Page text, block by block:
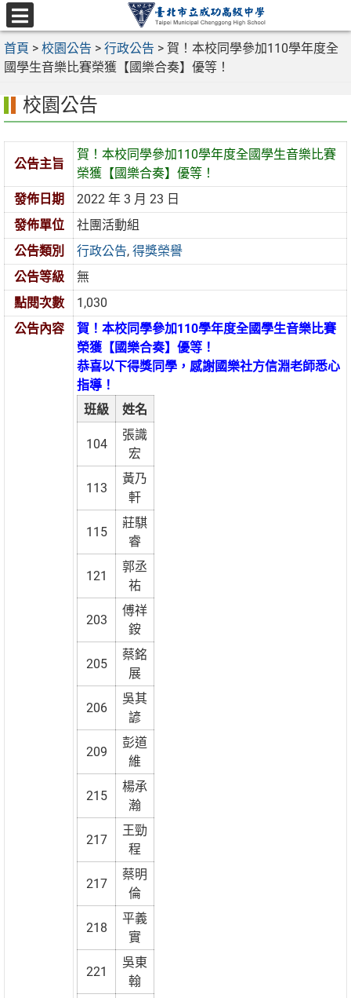
跳
至
主
要
區
選
單
首頁 > 校園公告 > 行政公告 > 賀！本校同學參加110學年度全
國學生音樂比賽榮獲【國樂合奏】優等！
校園公告
公告主旨
賀！本校同學參加110學年度全國學生音樂比賽
榮獲【國樂合奏】優等！
發佈日期
2022 年 3 月 23 日
發佈單位
社團活動組
公告類別
行政公告,得獎榮譽
公告等級
無
點閱次數
1,030
公告內容
賀！本校同學參加110學年度全國學生音樂比賽
榮獲【國樂合奏】優等！
恭喜以下得獎同學，感謝國樂社方信淵老師悉心
指導！
班級
姓名
104
張識
宏
113
黃乃
軒
115
莊騏
睿
121
郭丞
祐
203
傅祥
銨
205
蔡銘
展
206
吳其
諺
209
彭道
維
215
楊承
瀚
217
王勁
程
217
蔡明
倫
218
平義
實
221
吳東
翰